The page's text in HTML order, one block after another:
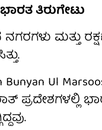
ತಿರುಗೇಟು
ನಗರಗಳು
Ul
ಪ್ರದೇಶಗಳಲ್ಲಿ